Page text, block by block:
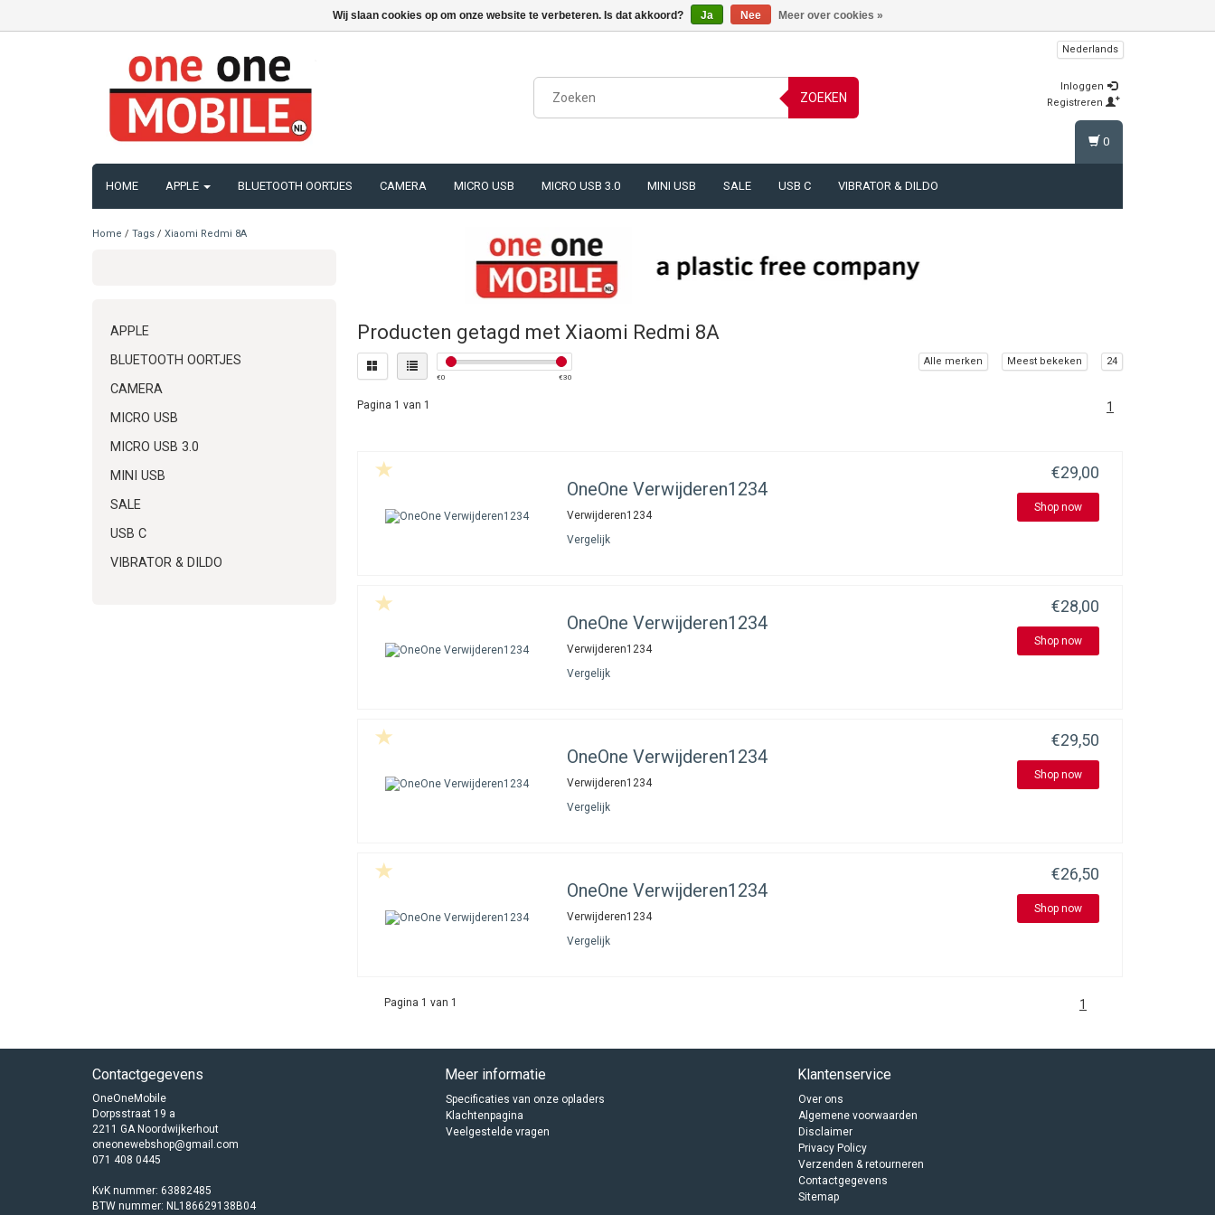
ZOEKEN
Nederlands
Inloggen
Registreren
HOME APPLE BLUETOOTH OORTJES CAMERA MICRO USB MICRO USB 3.0 MINI USB SALE USB C VIBRATOR & DILDO
0
Home / Tags / Xiaomi Redmi 8A
APPLE
BLUETOOTH OORTJES
CAMERA
MICRO USB
MICRO USB 3.0
MINI USB
SALE
USB C
VIBRATOR & DILDO
Producten getagd met Xiaomi Redmi 8A
€0 €30
Alle merken Meest bekeken 24
Pagina 1 van 1 1
OneOne Verwijderen1234
Verwijderen1234
Vergelijk
€29,00
Shop now
OneOne Verwijderen1234
Verwijderen1234
Vergelijk
€28,00
Shop now
OneOne Verwijderen1234
Verwijderen1234
Vergelijk
€29,50
Shop now
OneOne Verwijderen1234
Verwijderen1234
Vergelijk
€26,50
Shop now
Pagina 1 van 1 1
Contactgegevens
OneOneMobile
Dorpsstraat 19 a
2211 GA Noordwijkerhout
oneonewebshop@gmail.com
071 408 0445
KvK nummer: 63882485
BTW nummer: NL186629138B04
Meer informatie
Specificaties van onze opladers
Klachtenpagina
Veelgestelde vragen
Klantenservice
Over ons
Algemene voorwaarden
Disclaimer
Privacy Policy
Verzenden & retourneren
Contactgegevens
Sitemap
Wij slaan cookies op om onze website te verbeteren. Is dat akkoord? Ja Nee Meer over cookies »